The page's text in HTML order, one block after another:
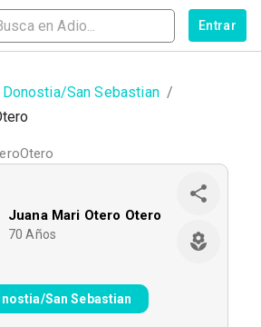
Entrar
Donostia/San Sebastian /
Juana Mari Otero Otero
70 Años
San Sebastian